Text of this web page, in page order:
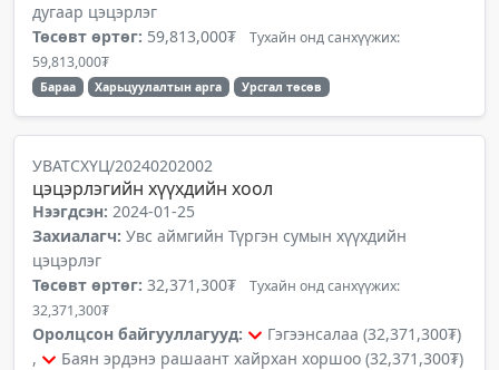
дугаар цэцэрлэг
Төсөвт өртөг: 59,813,000₮ Тухайн онд санхүүжих:
59,813,000₮
Бараа Харьцуулалтын арга Урсгал төсөв
УВАТСХҮЦ/20240202002
цэцэрлэгийн хүүхдийн хоол
Нээгдсэн: 2024-01-25
Захиалагч: Увс аймгийн Түргэн сумын хүүхдийн
цэцэрлэг
Төсөвт өртөг: 32,371,300₮ Тухайн онд санхүүжих:
32,371,300₮
Оролцсон байгууллагууд:
Гэгээнсалаа (32,371,300₮)
,
Баян эрдэнэ рашаант хайрхан хоршоо (32,371,300₮)